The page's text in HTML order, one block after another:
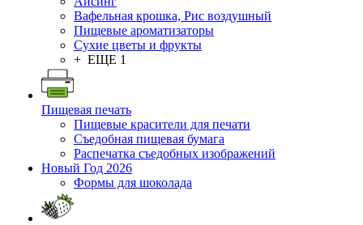
Вафельная крошка, Рис воздушный
Пищевые ароматизаторы
Сухие цветы и фрукты
+ ЕЩЕ 1
Пищевая печать
Пищевые красители для печати
Съедобная пищевая бумага
Распечатка съедобных изображений
Новый Год 2026
Формы для шоколада